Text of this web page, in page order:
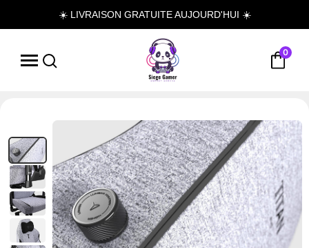
☀️ LIVRAISON GRATUITE AUJOURD'HUI ☀️
0